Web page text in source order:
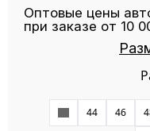
Оптовые цены
при заказе от 10
42 44 46